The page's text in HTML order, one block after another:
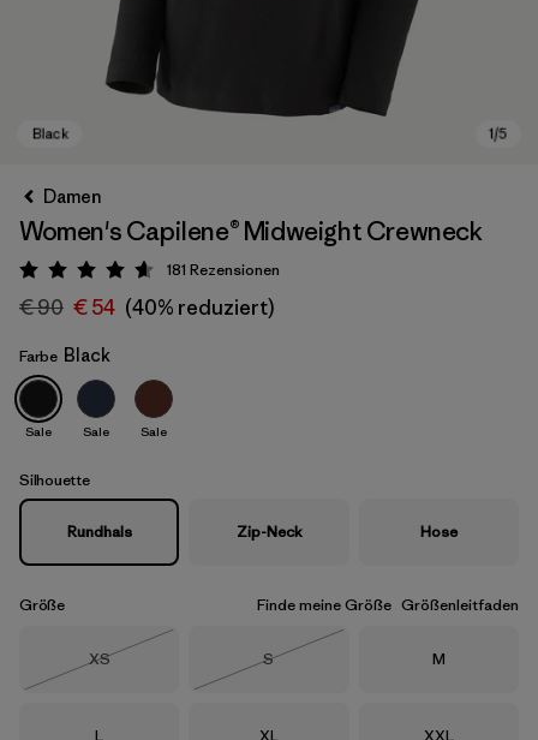
Black
Damen
Women's Capilene® Midweight Crewneck
Bewertung: 4.7 / 5
181 Rezensionen
€ 90 € 54 (40% reduziert)
Farbe Black
Sale Sale Sale
Silhouette
Rundhals Zip-Neck Hose
Größe Finde meine Größe Größenleitfaden
Größe
XS
Größe
S
Größe
M
Größe
L Größe
XL Größe
XXL